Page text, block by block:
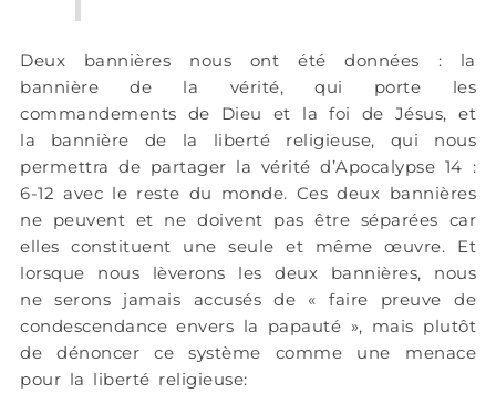
Deux bannières nous ont été données : la
bannière de la vérité, qui porte les
commandements de Dieu et la foi de Jésus, et
la bannière de la liberté religieuse, qui nous
permettra de partager la vérité d’Apocalypse 14 :
6-12 avec le reste du monde. Ces deux bannières
ne peuvent et ne doivent pas être séparées car
elles constituent une seule et même œuvre. Et
lorsque nous lèverons les deux bannières, nous
ne serons jamais accusés de « faire preuve de
condescendance envers la papauté », mais plutôt
de dénoncer ce système comme une menace
pour la liberté religieuse: